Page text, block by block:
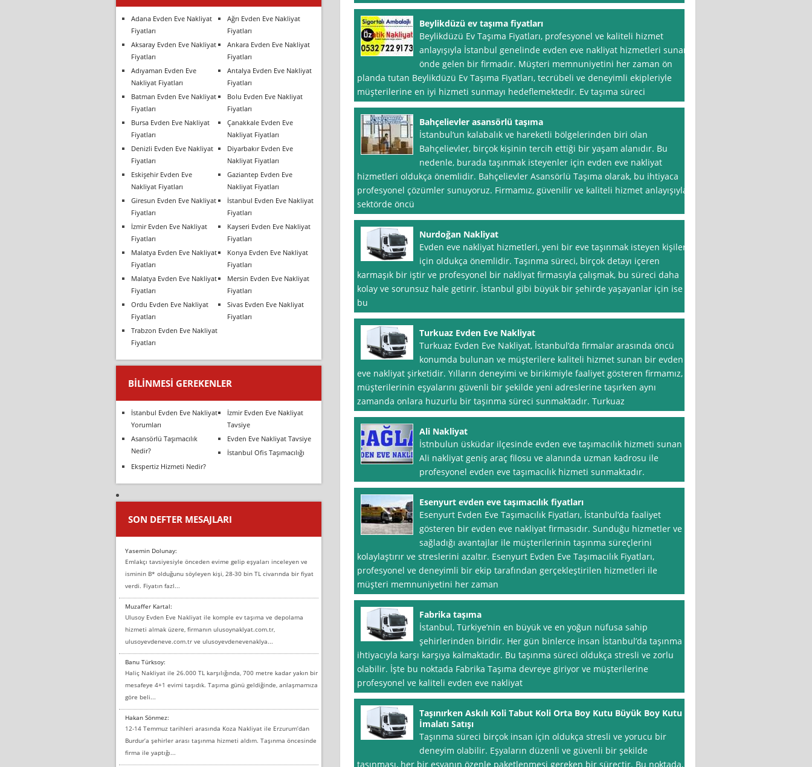
Beylikdüzü ev taşıma fiyatları
Beylikdüzü Ev Taşıma Fiyatları, profesyonel ve kaliteli hizmet
anlayışıyla İstanbul genelinde evden eve nakliyat hizmetleri sunan
önde gelen bir firmadır. Müşteri memnuniyetini her zaman ön
planda tutan Beylikdüzü Ev Taşıma Fiyatları, tecrübeli ve deneyimli ekipleriyle
müşterilerine en iyi hizmeti sunmayı hedeflemektedir. Ev taşıma süreci
Bahçelievler asansörlü taşıma
İstanbul‘un kalabalık ve hareketli bölgelerinden biri olan
Bahçelievler, birçok kişinin tercih ettiği bir yaşam alanıdır. Bu
nedenle, burada taşınmak isteyenler için evden eve nakliyat
hizmetleri oldukça önemlidir. Bahçelievler Asansörlü Taşıma olarak, bu ihtiyaca
profesyonel çözümler sunuyoruz. Firmamız, güvenilir ve kaliteli hizmet anlayışıyla
sektörde öncü
Nurdoğan Nakliyat
Evden eve nakliyat hizmetleri, yeni bir eve taşınmak isteyen kişiler
için oldukça önemlidir. Taşınma süreci, birçok detayı içeren
karmaşık bir iştir ve profesyonel bir nakliyat firmasıyla çalışmak, bu süreci daha
kolay ve sorunsuz hale getirir. İstanbul gibi büyük bir şehirde yaşayanlar için ise
bu
Turkuaz Evden Eve Nakliyat
Turkuaz Evden Eve Nakliyat, İstanbul‘da firmalar arasında öncü
konumda bulunan ve müşterilere kaliteli hizmet sunan bir evden
eve nakliyat şirketidir. Yılların deneyimi ve birikimiyle faaliyet gösteren firmamız,
müşterilerinin eşyalarını güvenli bir şekilde yeni adreslerine taşırken aynı
zamanda onlara huzurlu bir taşınma süreci sunmaktadır. Turkuaz
Ali Nakliyat
İstnbulun üsküdar ilçesinde evden eve taşımacılık hizmeti sunan
Ali nakliyat geniş araç filosu ve alanında uzman kadrosu ile
profesyonel evden eve taşımacılık hizmeti sunmaktadır.
Esenyurt evden eve taşımacılık fiyatları
Esenyurt Evden Eve Taşımacılık Fiyatları, İstanbul‘da faaliyet
gösteren bir evden eve nakliyat firmasıdır. Sunduğu hizmetler ve
sağladığı avantajlar ile müşterilerinin taşınma süreçlerini
kolaylaştırır ve streslerini azaltır. Esenyurt Evden Eve Taşımacılık Fiyatları,
profesyonel ve deneyimli bir ekip tarafından gerçekleştirilen hizmetleri ile
müşteri memnuniyetini her zaman
Fabrika taşıma
İstanbul, Türkiye’nin en büyük ve en yoğun nüfusa sahip
şehirlerinden biridir. Her gün binlerce insan İstanbul’da taşınma
ihtiyacıyla karşı karşıya kalmaktadır. Bu taşınma süreci oldukça stresli ve zorlu
olabilir. İşte bu noktada Fabrika Taşıma devreye giriyor ve müşterilerine
profesyonel ve kaliteli evden eve nakliyat
Taşınırken Askılı Koli Tabut Koli Orta Boy Kutu Büyük Boy Kutu
İmalatı Satışı
Taşınma süreci birçok insan için oldukça stresli ve yorucu bir
deneyim olabilir. Eşyaların düzenli ve güvenli bir şekilde
taşınması, her bir eşyanın özenle paketlenmesi gereken bir süreçtir. Bu noktada,
Adana Evden Eve Nakliyat
Fiyatları
Ağrı Evden Eve Nakliyat
Fiyatları
Aksaray Evden Eve Nakliyat
Fiyatları
Ankara Evden Eve Nakliyat
Fiyatları
Adıyaman Evden Eve
Nakliyat Fiyatları
Antalya Evden Eve Nakliyat
Fiyatları
Batman Evden Eve Nakliyat
Fiyatları
Bolu Evden Eve Nakliyat
Fiyatları
Bursa Evden Eve Nakliyat
Fiyatları
Çanakkale Evden Eve
Nakliyat Fiyatları
Denizli Evden Eve Nakliyat
Fiyatları
Diyarbakır Evden Eve
Nakliyat Fiyatları
Eskişehir Evden Eve
Nakliyat Fiyatları
Gaziantep Evden Eve
Nakliyat Fiyatları
Giresun Evden Eve Nakliyat
Fiyatları
İstanbul Evden Eve Nakliyat
Fiyatları
İzmir Evden Eve Nakliyat
Fiyatları
Kayseri Evden Eve Nakliyat
Fiyatları
Malatya Evden Eve Nakliyat
Fiyatları
Konya Evden Eve Nakliyat
Fiyatları
Malatya Evden Eve Nakliyat
Fiyatları
Mersin Evden Eve Nakliyat
Fiyatları
Ordu Evden Eve Nakliyat
Fiyatları
Sivas Evden Eve Nakliyat
Fiyatları
Trabzon Evden Eve Nakliyat
Fiyatları
BILINMESI GEREKENLER
İstanbul Evden Eve Nakliyat
Yorumları
İzmir Evden Eve Nakliyat
Tavsiye
Asansörlü Taşımacılık
Nedir?
Evden Eve Nakliyat Tavsiye
İstanbul Ofis Taşımacılığı
Ekspertiz Hizmeti Nedir?
SON DEFTER MESAJLARI
Yasemin Dolunay:
Emlakçı tavsiyesiyle önceden evime gelip eşyaları inceleyen ve
isminin B* olduğunu söyleyen kişi, 28-30 bin TL civarında bir fiyat
verdi. Fiyatın fazl...
Muzaffer Kartal:
Ulusoy Evden Eve Nakliyat ile komple ev taşıma ve depolama
hizmeti almak üzere, firmanın ulusoynaklyat.com.tr,
ulusoyevdeneve.com.tr ve ulusoyevdenevenaklya...
Banu Türksoy:
Haliç Nakliyat ile 26.000 TL karşılığında, 700 metre kadar yakın bir
mesafeye 4+1 evimi taşıdık. Taşıma günü geldiğinde, anlaşmamıza
göre beli...
Hakan Sönmez:
12-14 Temmuz tarihleri arasında Koza Nakliyat ile Erzurum’dan
Burdur’a şehirler arası taşınma hizmeti aldım. Taşınma öncesinde
firma ile yaptığı...